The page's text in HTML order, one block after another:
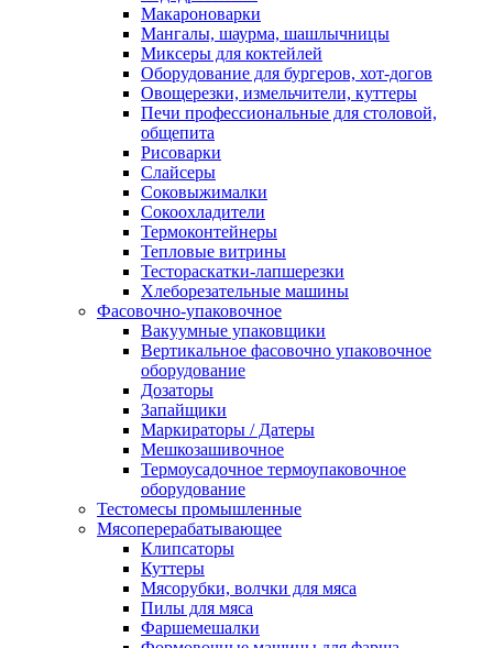
Макароноварки
Мангалы, шаурма, шашлычницы
Миксеры для коктейлей
Оборудование для бургеров, хот-догов
Овощерезки, измельчители, куттеры
Печи профессиональные для столовой,
общепита
Рисоварки
Слайсеры
Соковыжималки
Сокоохладители
Термоконтейнеры
Тепловые витрины
Тестораскатки-лапшерезки
Хлеборезательные машины
Фасовочно-упаковочное
Вакуумные упаковщики
Вертикальное фасовочно упаковочное
оборудование
Дозаторы
Запайщики
Маркираторы / Датеры
Мешкозашивочное
Термоусадочное термоупаковочное
оборудование
Тестомесы промышленные
Мясоперерабатывающее
Клипсаторы
Куттеры
Мясорубки, волчки для мяса
Пилы для мяса
Фаршемешалки